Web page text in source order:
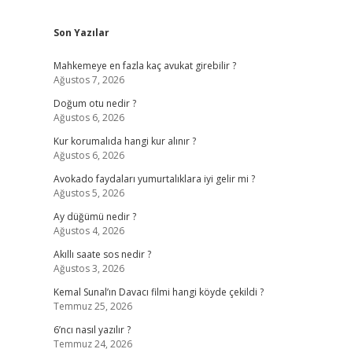
Sidebar
Son Yazılar
Mahkemeye en fazla kaç avukat girebilir ?
Ağustos 7, 2026
Doğum otu nedir ?
Ağustos 6, 2026
Kur korumalıda hangi kur alınır ?
Ağustos 6, 2026
Avokado faydaları yumurtalıklara iyi gelir mi ?
Ağustos 5, 2026
Ay düğümü nedir ?
Ağustos 4, 2026
Akıllı saate sos nedir ?
Ağustos 3, 2026
Kemal Sunal’ın Davacı filmi hangi köyde çekildi ?
Temmuz 25, 2026
6’ncı nasıl yazılır ?
Temmuz 24, 2026
betci